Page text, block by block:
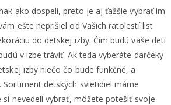
ako dospelí, preto je aj ťažšie vybrať im
ešte neprišiel od Vašich ratolestí list
do detskej izby. Čím budú vaše deti
v izbe tráviť. Ak teda vyberáte darčeky
izby niečo čo bude funkčné, a
detských svietidiel máme
si nevedeli vybrať, môžete potešiť svoje